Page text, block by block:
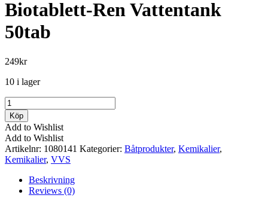
Biotablett-Ren Vattentank
50tab
249kr
10 i lager
Biotablett-
Ren
Vattentank
50tab
mängd
Köp
Add to Wishlist
Add to Wishlist
Artikelnr: 1080141 Kategorier: Båtprodukter, Kemikalier,
Kemikalier, VVS
Beskrivning
Reviews (0)